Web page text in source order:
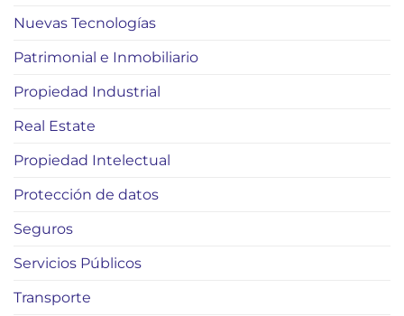
Nuevas Tecnologías
Patrimonial e Inmobiliario
Propiedad Industrial
Real Estate
Propiedad Intelectual
Protección de datos
Seguros
Servicios Públicos
Transporte